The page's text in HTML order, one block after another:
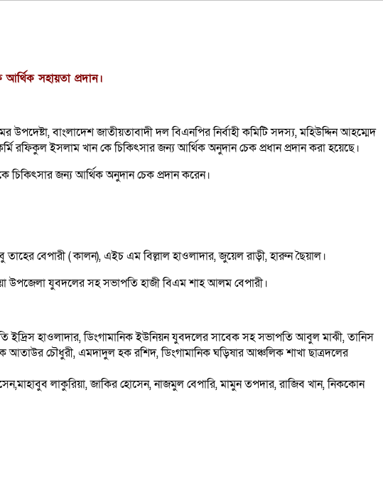
সহায়তা প্রদান।
উপদেষ্টা, বাংলাদেশ জাতীয়তাবাদী দল বিএনপির নির্বাহী কমিটি সদস্য, মহিউদ্দিন আহম্মেদ
রফিকুল ইসলাম খান কে চিকিৎসার জন্য আর্থিক অনুদান চেক প্রধান প্রদান করা হয়েছে।
চিকিৎসার জন্য আর্থিক অনুদান চেক প্রদান করেন।
বেপারী ( কালন), এইচ এম বিল্লাল হাওলাদার, জুয়েল রাড়ী, হারুন ছৈয়াল।
উপজেলা যুবদলের সহ সভাপতি হাজী বিএম শাহ আলম বেপারী।
হাওলাদার, ডিংগামানিক ইউনিয়ন যুবদলের সাবেক সহ সভাপতি আবুল মাঝী, তানিস
আতাউর চৌধুরী, এমদাদুল হক রশিদ, ডিংগামানিক ঘড়িষার আঞ্চলিক শাখা ছাত্রদলের
লাকুরিয়া, জাকির হোসেন, নাজমুল বেপারি, মামুন তপদার, রাজিব খান, নিককোন